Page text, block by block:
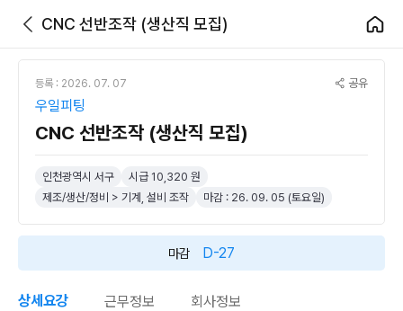
CNC 선반조작 (생산직 모집)
등록 : 2026. 07. 07 공유
우일피팅
CNC 선반조작 (생산직 모집)
인천광역시 서구
시급 10,320 원
제조/생산/정비 > 기계, 설비 조작
마감 : 26. 09. 05 (토요일)
마감 D-27
상세요강 근무정보 회사정보